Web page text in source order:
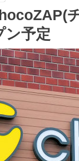
ン予定